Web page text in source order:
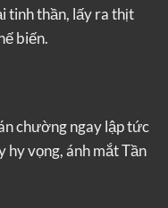
tinh thần, lấy ra thịt
biến.
chường ngay lập tức
hy vọng, ánh mắt Tần